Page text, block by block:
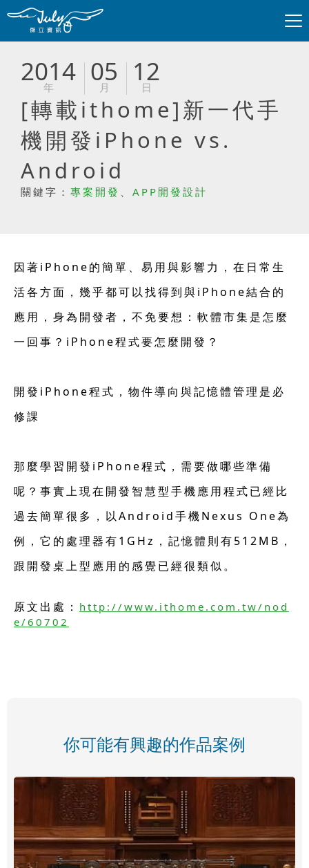
2014
年 05
月 12
日
[轉載ithome]新一代手
機開發iPhone vs.
Android
關鍵字： 專案開發 、 APP開發設計
因著iPhone的簡單、易用與影響力，在日常生
活各方面，幾乎都可以找得到與iPhone結合的
應用，身為開發者，不免要想：軟體市集是怎麼
一回事？iPhone程式要怎麼開發？
開發iPhone程式，物件導向與記憶體管理是必
修課
那麼學習開發iPhone程式，需要做哪些準備
呢？事實上現在開發智慧型手機應用程式已經比
過去簡單很多，以Android手機Nexus One為
例，它的處理器有1GHz，記憶體則有512MB，
跟開發桌上型應用的感覺已經很類似。
原文出處： http://www.ithome.com.tw/nod
e/60702
你可能有興趣的作品案例